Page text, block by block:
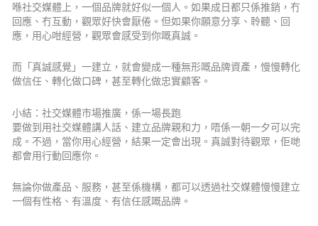
喺社交媒體上，一個品牌就好似一個人。如果成日都只係推銷，冇
回應、冇互動，觀眾好快會厭倦。但如果你願意分享、聆聽、回
應，用心咁經營，觀眾會感受到你嘅真誠。
而「真誠感覺」一建立，就會變成一種無形嘅品牌資產，慢慢轉化
做信任、轉化做口碑，甚至轉化做忠實顧客。
小結：社交媒體市場推廣，係一場長跑
要做到用社交媒體講人話、建立品牌親和力，唔係一朝一夕可以完
成。不過，當你用心經營，結果一定會出現。真誠對待觀眾，佢哋
都會用行動回應你。
無論你做產品、服務，甚至係機構，都可以透過社交媒體慢慢建立
一個有性格、有溫度、有信任感嘅品牌。